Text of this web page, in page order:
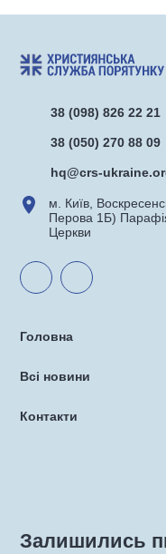
38 (098) 826 22 21
38 (050) 270 88 09
hq@crs-
м. Київ,
Перова 1Б)
Церкви
Головна
Всі новини
Контакти
Залишились